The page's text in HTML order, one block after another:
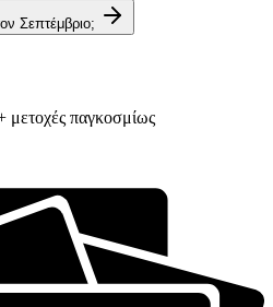
Σεπτέμβριο;
μετοχές παγκοσμίως